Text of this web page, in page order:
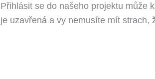
Přihlásit se do našeho projektu může
je uzavřená a vy nemusíte mít strach,